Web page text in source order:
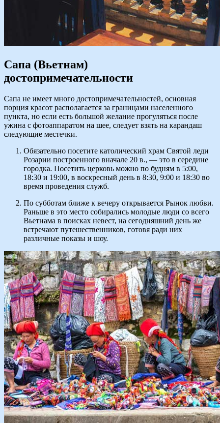
Сапа (Вьетнам)
достопримечательности
Сапа не имеет много достопримечательностей, основная
порция красот располагается за границами населенного
пункта, но если есть большой желание прогуляться после
ужина с фотоаппаратом на шее, следует взять на карандаш
следующие местечки.
Обязательно посетите католический храм Святой леди
Розарии построенного вначале 20 в., — это в середине
городка. Посетить церковь можно по будням в 5:00,
18:30 и 19:00, в воскресный день в 8:30, 9:00 и 18:30 во
время проведения служб.
По субботам ближе к вечеру открывается Рынок любви.
Раньше в это место собирались молодые люди со всего
Вьетнама в поисках невест, на сегодняшний день же
встречают путешественников, готовя ради них
различные показы и шоу.